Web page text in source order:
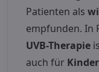
Patienten als
empfunden. In
UVB-Therapie
auch für